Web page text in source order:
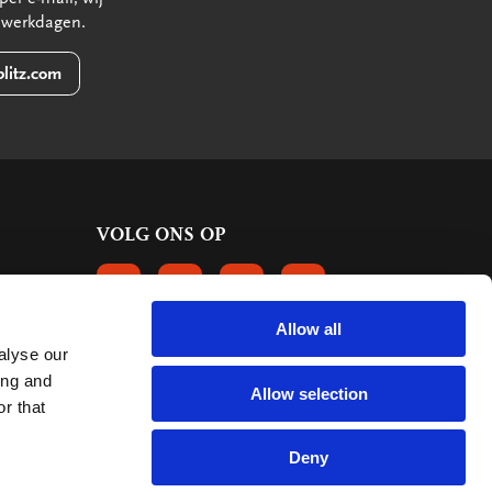
our
and
that
Allow all
Allow selection
Deny
VOLG ONS OP
VOLGS ONS OP FACEBOOK
VOLG ONS OP INSTAGRAM
VOLG ONS OP LINKEDIN
VOLG ONS OP
KLANTBEOORDELINGEN